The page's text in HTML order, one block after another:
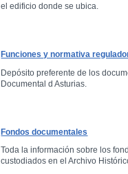
el edificio donde se ubica.
Funciones y normativa
Depósito preferente de los
Documental d Asturias.
Fondos documentales
Toda la información sobre los
custodiados en el Archivo